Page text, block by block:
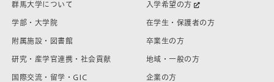
群馬大学について
学部・大学院
附属施設・図書館
研究・産学官連携・社会貢献
国際交流・留学・GIC
入学希望の方
在学生・保護者の方
卒業生の方
地域・一般の方
企業の方